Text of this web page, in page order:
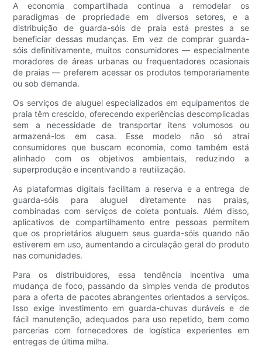
A economia compartilhada continua a remodelar os
paradigmas de propriedade em diversos setores, e a
distribuição de guarda-sóis de praia está prestes a se
beneficiar dessas mudanças. Em vez de comprar guarda-
sóis definitivamente, muitos consumidores — especialmente
moradores de áreas urbanas ou frequentadores ocasionais
de praias — preferem acessar os produtos temporariamente
ou sob demanda.
Os serviços de aluguel especializados em equipamentos de
praia têm crescido, oferecendo experiências descomplicadas
sem a necessidade de transportar itens volumosos ou
armazená-los em casa. Esse modelo não só atrai
consumidores que buscam economia, como também está
alinhado com os objetivos ambientais, reduzindo a
superprodução e incentivando a reutilização.
As plataformas digitais facilitam a reserva e a entrega de
guarda-sóis para aluguel diretamente nas praias,
combinadas com serviços de coleta pontuais. Além disso,
aplicativos de compartilhamento entre pessoas permitem
que os proprietários aluguem seus guarda-sóis quando não
estiverem em uso, aumentando a circulação geral do produto
nas comunidades.
Para os distribuidores, essa tendência incentiva uma
mudança de foco, passando da simples venda de produtos
para a oferta de pacotes abrangentes orientados a serviços.
Isso exige investimento em guarda-chuvas duráveis ​​e de
fácil manutenção, adequados para uso repetido, bem como
parcerias com fornecedores de logística experientes em
entregas de última milha.